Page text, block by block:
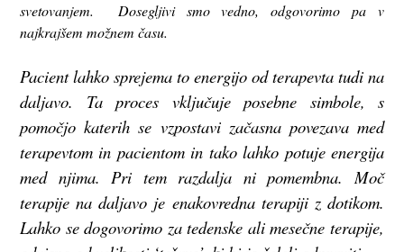
svetovanjem. Dosegljivi smo vedno, odgovorimo pa v
najkrajšem možnem času.
Pacient lahko sprejema to energijo od terapevta tudi na
daljavo. Ta proces vključuje posebne simbole, s
pomočjo katerih se vzpostavi začasna povezava med
terapevtom in pacientom in tako lahko potuje energija
med njima. Pri tem razdalja ni pomembna. Moč
terapije na daljavo je enakovredna terapiji z dotikom.
Lahko se dogovorimo za tedenske ali mesečne terapije,